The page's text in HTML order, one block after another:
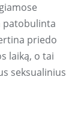
patobulinta
priedo
laiką, o tai
seksualinius